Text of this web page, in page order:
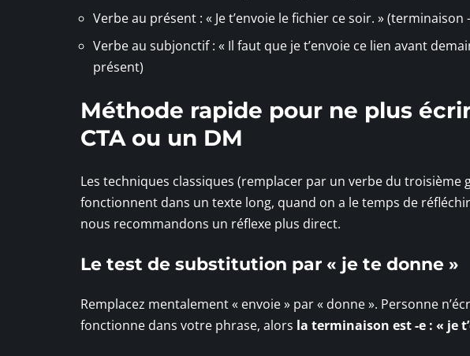
Verbe au présent : « Je t’envoie le fichier ce soir. »
Verbe au subjonctif : « Il faut que je t’envoie ce lien avant
présent)
Méthode rapide pour ne plus
CTA ou un DM
Les techniques classiques (remplacer par un verbe du
fonctionnent dans un texte long, quand on a le temps de
nous recommandons un réflexe plus direct.
Le test de substitution par « je te donne »
Remplacez mentalement « envoie » par « donne ». Personne
fonctionne dans votre phrase, alors la terminaison est -e : « je